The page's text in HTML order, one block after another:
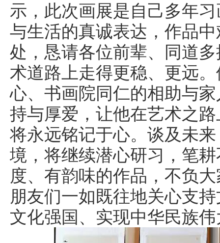
示，此次画展是自己多年
与生活的真诚表达，作品
处，恳请各位前辈、同道
术道路上走得更稳、更远
心、书画院同仁的相助与
持与厚爱，让他在艺术之
将永远铭记于心。谈及未
境，将继续潜心研习，笔
度、有韵味的作品，不负
朋友们一如既往地关心支
文化强国、实现中华民族